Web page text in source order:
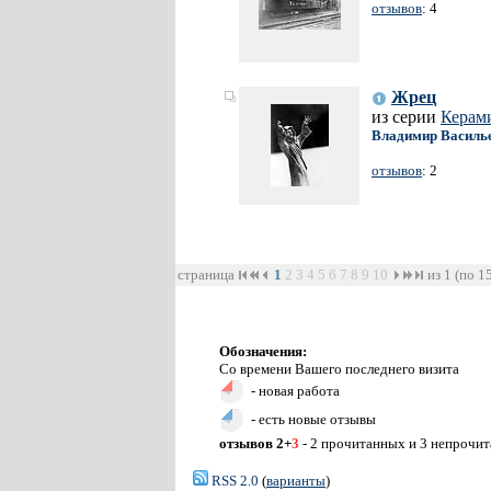
отзывов: 4
Жрец
из серии
Владимир
отзывов: 2
страница 1 2 3 4 5 6 7 8 9 10 из 1 (по
Обозначения:
Со времени Вашего последнего визита
- новая работа
- есть новые отзывы
отзывов 2+3 - 2 прочитанных и 3
RSS 2.0 (варианты)